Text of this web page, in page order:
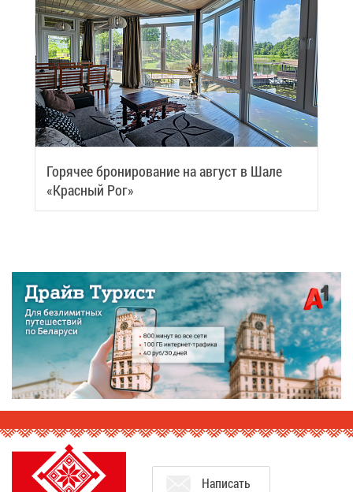
Го­ря­чее бро­ни­ро­ва­ние на ав­густ в Ша­ле
«Крас­ный Рог»
На­пи­сать